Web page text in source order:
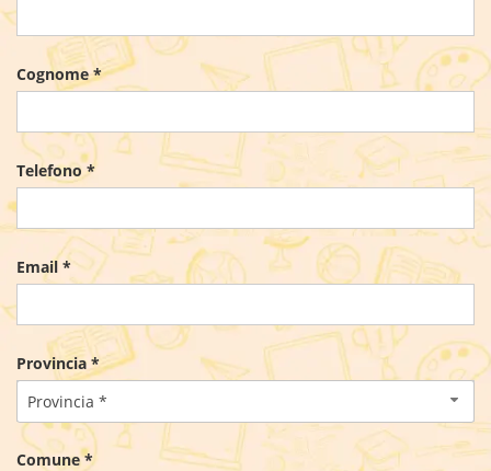
Cognome *
Telefono *
Email *
Provincia *
Provincia *
Comune *